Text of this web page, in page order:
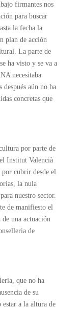
firmantes nos
para buscar
la fecha la
plan de acción
La parte de
ha visto y se va a
necesitaba
después aún no ha
concretas que
por parte de
Institut Valencià
por cubrir desde el
la nula
nuestro sector.
de manifiesto el
una actuación
de
que no ha
de su
estar a la altura de